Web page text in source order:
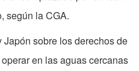
según la CGA.
sobre los derechos de
en las aguas cercanas